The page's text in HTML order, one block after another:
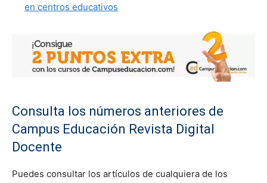
en centros educativos
Consulta los números anteriores de
Campus Educación Revista Digital
Docente
Puedes consultar los artículos de cualquiera de los